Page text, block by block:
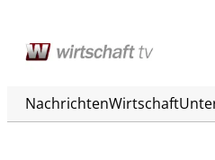
NachrichtenWirtschaft